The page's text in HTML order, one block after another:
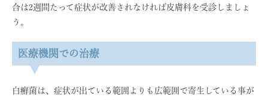
合は2週間たって症状が改善されなければ皮膚科を受診しましょ
う。
医療機関での治療
白癬菌は、症状が出ている範囲よりも広範囲で寄生している事が